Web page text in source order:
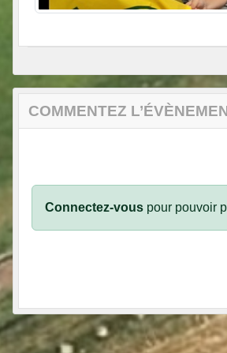
COMMENTEZ
Connectez-vous pour pouvoir